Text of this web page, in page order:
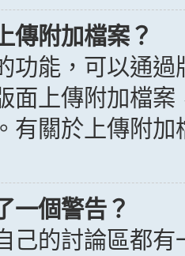
傳附加檔案？
功能，可以通
面上傳附加檔
有關於上傳附
一個警告？
己的討論區都